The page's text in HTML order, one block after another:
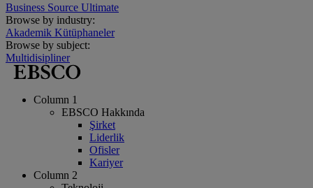
Business Source Ultimate
Browse by industry:
Akademik Kütüphaneler
Browse by subject:
Multidisipliner
Column 1
EBSCO Hakkında
Şirket
Liderlik
Ofisler
Kariyer
Column 2